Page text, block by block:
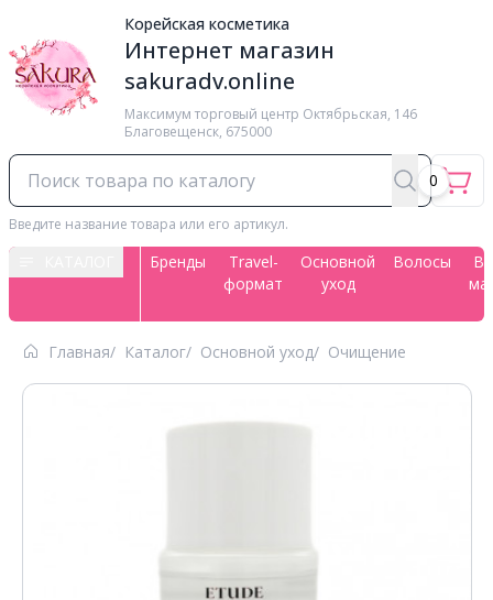
Корейская косметика
Интернет магазин
sakuradv.online
Максимум торговый центр ​Октябрьская, 146
Благовещенск, 675000
Введите название товара или его артикул.
0
Бренды
Travel-
формат
Основной
уход
Волосы
Главная Каталог Основной уход Очищение